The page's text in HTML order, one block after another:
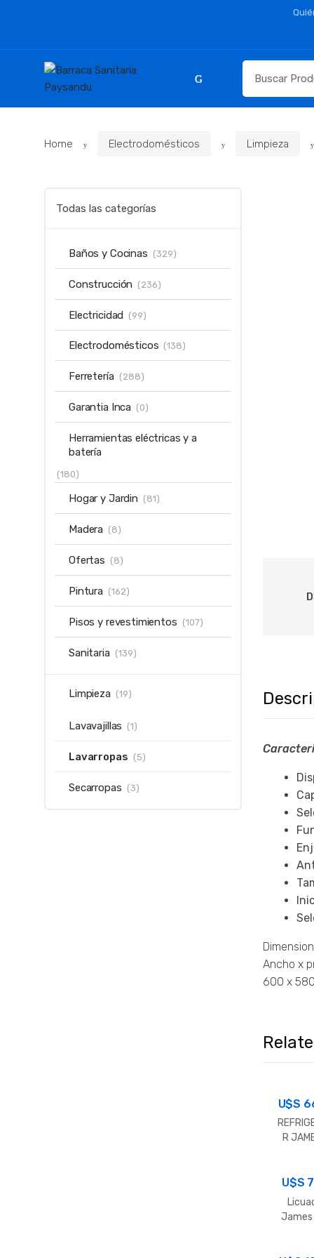
para:
Home Electrodomésticos Limpieza
Ancho x
600 x
U$S
R
U$S
James
Todas las categorías
Baños y Cocinas (329)
Construcción (236)
Electricidad (99)
Electrodomésticos (138)
Ferretería (288)
Garantia Inca (0)
Herramientas eléctricas y a
batería
(180)
Hogar y Jardin (81)
Madera (8)
Ofertas (8)
Pintura (162)
Pisos y revestimientos (107)
Sanitaria (139)
Limpieza (19)
Lavavajillas (1)
Lavarropas (5)
Secarropas (3)